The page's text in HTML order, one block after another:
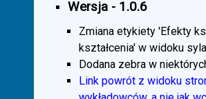
Wersja - 1.0.6
Zmiana etykiety 'Efekty
kształcenia' w widoku
Dodana zebra w
Link powrót z widoku